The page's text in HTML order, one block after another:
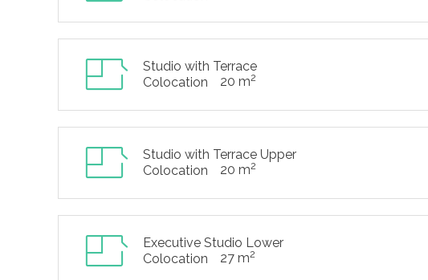
Studio with Terrace
Colocation
20 m2
Studio with Terrace Upper
Colocation
20 m2
Executive Studio Lower
Colocation
27 m2